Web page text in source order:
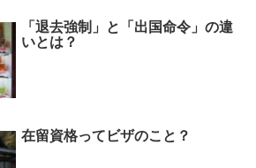
「退去強制」と「出国命令」の違
いとは？
在留資格ってビザのこと？